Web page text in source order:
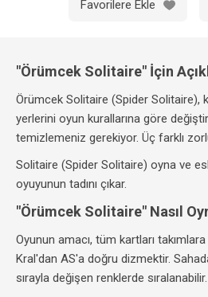
Favorilere Ekle
"Örümcek Solitaire" İçin
Örümcek Solitaire (Spider Solitaire),
yerlerini oyun kurallarına göre
temizlemeniz gerekiyor. Üç farklı
Solitaire (Spider Solitaire) oyna ve
oyuyunun tadını çıkar.
"Örümcek Solitaire" Nasıl
Oyunun amacı, tüm kartları
Kral'dan AS'a doğru dizmektir.
sırayla değişen renklerde sıralanabilir.